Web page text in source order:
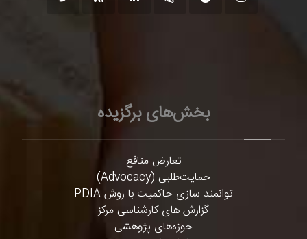
بخش‌های برگزیده
تعارض منافع
حمایت‌طلبی (Advocacy)
توانمند سازی حاکمیت با روش PDIA
گزارش های کارشناسی مرکز
حوزه‌های پژوهشی